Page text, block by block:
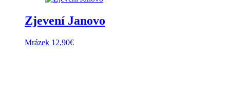
Zjevení Janovo
Mrázek 12,90€